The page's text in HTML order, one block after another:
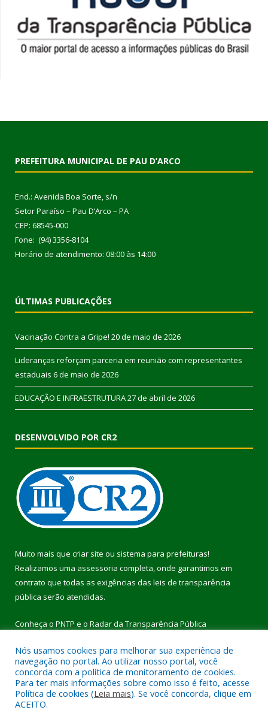
PREFEITURA MUNICIPAL DE PAU D’ARCO
End.: Avenida Boa Sorte, s/n
Setor Paraíso – Pau D’Arco – PA
CEP: 68545-000
Fone: (94) 3356-8104
Horário de atendimento: 08:00 às 14:00
ÚLTIMAS PUBLICAÇÕES
Vacinação Contra a Gripe! 20 de maio de 2026
Lideranças reforçam parceria em reunião com representantes
estaduais 6 de maio de 2026
EDUCAÇÃO E INFRAESTRUTURA27 de abril de 2026
DESENVOLVIDO POR CR2
Muito mais que criar site ou sistema para prefeituras!
Realizamos uma assessoria completa, onde garantimos em
contrato que todas as exigências das leis de transparência
pública serão atendidas.
Conheça o PNTP e o Radar da Transparência Pública
Todos os direitos reservados a Prefeitura Municipal de Pau
D’Arco.
Nós usamos cookies para melhorar sua experiência de
navegação no portal. Ao utilizar nosso portal, você
concorda com a política de monitoramento de cookies.
Para ter mais informações sobre como isso é feito, acesse
Política de cookies (Leia mais). Se você concorda, clique em
ACEITO.